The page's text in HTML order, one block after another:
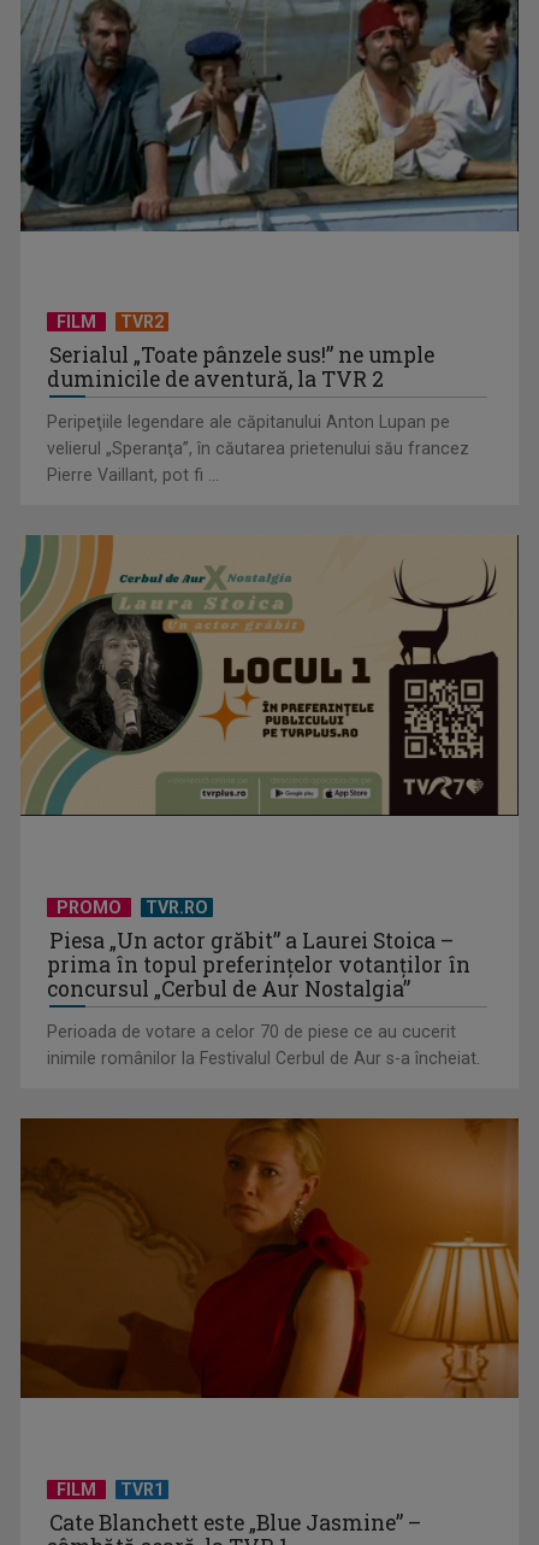
CONCACAF respinge planul FIFA de privatizare parțială a
EVENIMENT ESTIVAL - Taberele ARC – Acolo unde începe
ACASĂ
TVR lansează un apel pentru proiecte de emisiuni
"Robin Hood"-ul serialelor coreene: "Iljimae, hoţul fantomă",
FILM TVR2
Serialul „Toate pânzele sus!” ne umple
duminicile de aventură, la TVR 2
Peripeţiile legendare ale căpitanului Anton Lupan pe
velierul „Speranţa”, în căutarea prietenului său francez
Pierre Vaillant, pot fi ...
PROMO TVR.RO
Piesa „Un actor grăbit” a Laurei Stoica –
prima în topul preferinţelor votanţilor în
concursul „Cerbul de Aur Nostalgia”
Perioada de votare a celor 70 de piese ce au cucerit
inimile românilor la Festivalul Cerbul de Aur s-a încheiat.
FILM TVR1
Cate Blanchett este „Blue Jasmine” –